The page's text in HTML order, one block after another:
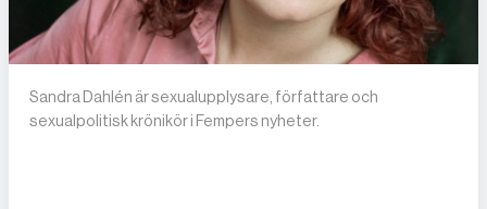
Sandra Dahlén är sexualupplysare, författare och
sexualpolitisk krönikör i Fempers nyheter.